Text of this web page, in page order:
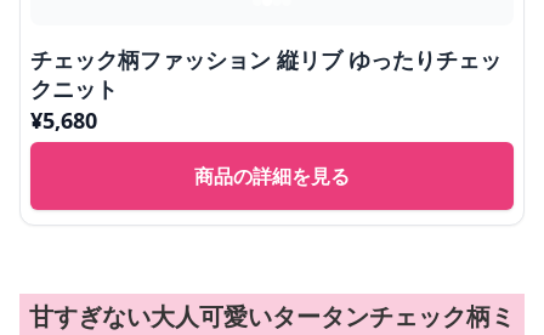
チェック柄ファッション 縦リブ ゆったりチェッ
クニット
¥5,680
商品の詳細を見る
甘すぎない大人可愛いタータンチェック柄ミ